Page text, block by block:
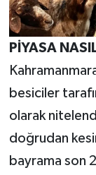
PİYASA
besiciler
olarak
doğrudan
bayrama son